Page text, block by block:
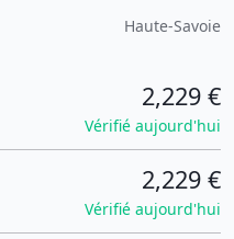
Haute-Savoie
2,229 €
Vérifié aujourd'hui
2,229 €
Vérifié aujourd'hui